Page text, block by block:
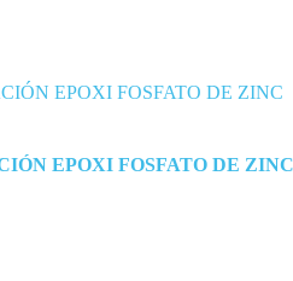
EPOXI FOSFATO DE ZINC